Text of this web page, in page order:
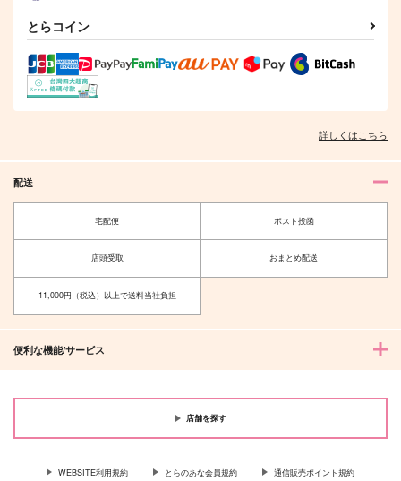
そんなに言うなら抱いてやる ファミレス行こ。 下
オレはお前に推されたい!! 隠れ狼と流され子羊
夫を味方にする方法 5 甘くて熱くて息もできない 4
とらコイン
詳しくはこちら
配送
宅配便 ポスト投函
店頭受取 おまとめ配送
11,000円（税込）以上で送料当社負担
便利な機能/サービス
店舗を探す
WEBSITE利用規約 とらのあな会員規約 通信販売ポイント規約